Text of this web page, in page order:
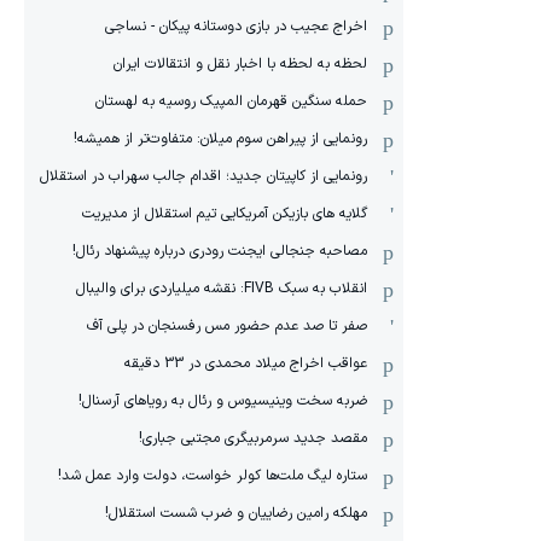
اخراج عجیب در بازی دوستانه پیکان - نساجی
لحظه به لحظه با اخبار نقل و انتقالات ایران
حمله سنگین قهرمان المپیک روسیه به لهستان
رونمایی از پیراهن سوم میلان: متفاوت‌تر از همیشه!
رونمایی از کاپیتان جدید؛ اقدام جالب سهراب در استقلال
گلایه های بازیکن آمریکایی تیم استقلال از مدیریت
مصاحبه جنجالی ایجنت رودری درباره پیشنهاد رئال!
انقلاب به سبک FIVB: نقشه میلیاردی برای والیبال
صفر تا صد عدم حضور مس رفسنجان در پلی آف
عواقب اخراج میلاد محمدی در 33 دقیقه
ضربه سخت وینیسیوس و رئال به رویاهای آرسنال!
مقصد جدید سرمربیگری مجتبی جباری!
ستاره لیگ ملت‌ها کولر خواست، دولت وارد عمل شد!
مهلکه رامین رضاییان و ضرب شست استقلال!